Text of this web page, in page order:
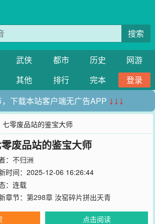
搜索
武侠 都市 历史
网游
其他 排行 完本
登录
下载本站客户端无广告APP ↓↓↓
七零废品站的鉴宝大师
废品站的鉴宝大师
： 不归洲
时间：2025-12-06 16:26:44
：连载
章节： 第298章 汝窑碎片拼出天青
点击阅读